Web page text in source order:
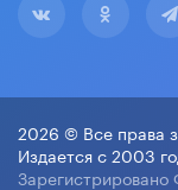
2026 © Все права
Издается с 2003